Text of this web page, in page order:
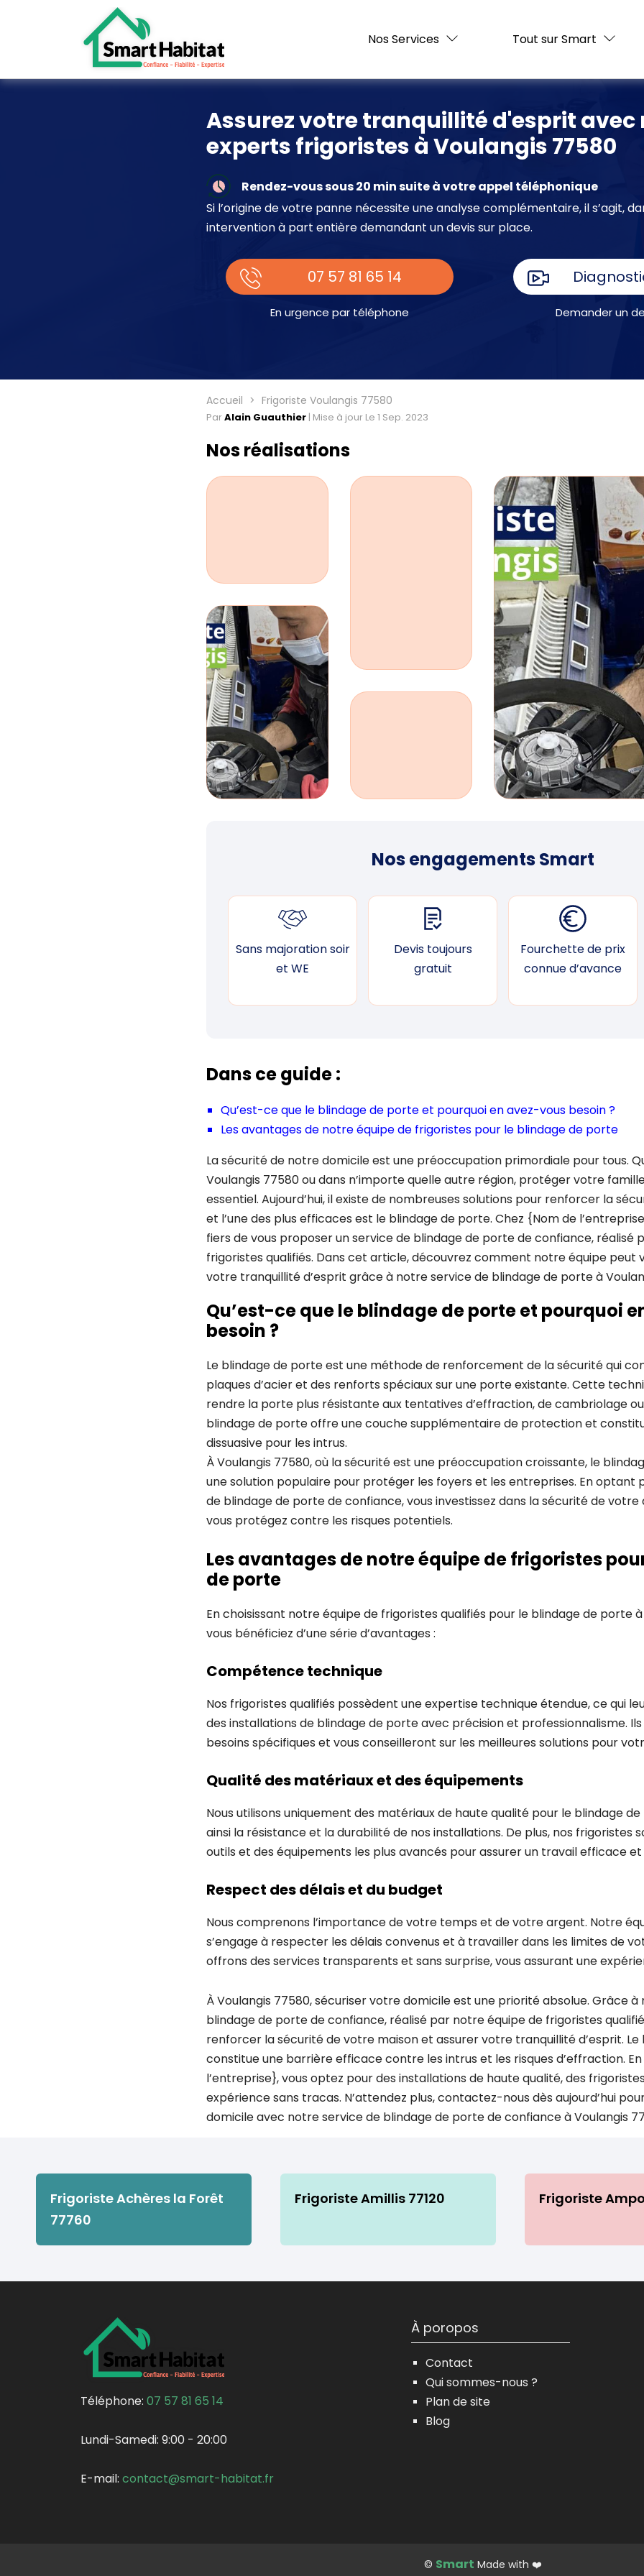
Nos Services Tout sur Smart
Assurez votre tranquillité d'esprit avec
experts frigoristes à Voulangis 77580
Rendez-vous sous 20 min suite à votre appel téléphonique
Si l’origine de votre panne nécessite une analyse complémentaire, il s’agit,
intervention à part entière demandant un devis sur place.
07 57 81 65 14
En urgence par téléphone Demander un
Accueil Frigoriste Voulangis 77580
ParAlain Guauthier | Mise à jour Le 1 Sep. 2023
Nos réalisations
Nos engagements Smart
Sans majoration soir
et WE
Devis toujours
gratuit
Fourchette de prix
connue d’avance
Dans ce guide :
Qu’est-ce que le blindage de porte et pourquoi en avez-vous besoin ?
Les avantages de notre équipe de frigoristes pour le blindage de porte
La sécurité de notre domicile est une préoccupation primordiale pour tous.
Voulangis 77580 ou dans n’importe quelle autre région, protéger votre
essentiel. Aujourd’hui, il existe de nombreuses solutions pour renforcer la
et l’une des plus efficaces est le blindage de porte. Chez {Nom de
fiers de vous proposer un service de blindage de porte de confiance, réalisé
frigoristes qualifiés. Dans cet article, découvrez comment notre équipe peut
votre tranquillité d’esprit grâce à notre service de blindage de porte à
Qu’est-ce que le blindage de porte et pourquoi
besoin ?
Le blindage de porte est une méthode de renforcement de la sécurité qui
plaques d’acier et des renforts spéciaux sur une porte existante. Cette
rendre la porte plus résistante aux tentatives d’effraction, de cambriolage
blindage de porte offre une couche supplémentaire de protection et
dissuasive pour les intrus.
À Voulangis 77580, où la sécurité est une préoccupation croissante, le
une solution populaire pour protéger les foyers et les entreprises. En optant
de blindage de porte de confiance, vous investissez dans la sécurité de votre
vous protégez contre les risques potentiels.
Les avantages de notre équipe de frigoristes
de porte
En choisissant notre équipe de frigoristes qualifiés pour le blindage de porte
vous bénéficiez d’une série d’avantages :
Compétence technique
Nos frigoristes qualifiés possèdent une expertise technique étendue, ce qui
des installations de blindage de porte avec précision et professionnalisme.
besoins spécifiques et vous conseilleront sur les meilleures solutions pour
Qualité des matériaux et des équipements
Nous utilisons uniquement des matériaux de haute qualité pour le blindage
ainsi la résistance et la durabilité de nos installations. De plus, nos frigoristes
outils et des équipements les plus avancés pour assurer un travail efficace et
Respect des délais et du budget
Nous comprenons l’importance de votre temps et de votre argent. Notre
s’engage à respecter les délais convenus et à travailler dans les limites de
offrons des services transparents et sans surprise, vous assurant une
À Voulangis 77580, sécuriser votre domicile est une priorité absolue. Grâce
blindage de porte de confiance, réalisé par notre équipe de frigoristes
renforcer la sécurité de votre maison et assurer votre tranquillité d’esprit.
constitue une barrière efficace contre les intrus et les risques d’effraction.
l’entreprise}, vous optez pour des installations de haute qualité, des
expérience sans tracas. N’attendez plus, contactez-nous dès aujourd’hui
domicile avec notre service de blindage de porte de confiance à Voulangis
Frigoriste Achères la Forêt
77760
Frigoriste Amillis 77120 Frigoriste
Téléphone: 07 57 81 65 14
Lundi-Samedi: 9:00 - 20:00
E-mail: contact@smart-habitat.fr
À poropos
Contact
Qui sommes-nous ?
Plan de site
Blog
© Smart Made with ❤️